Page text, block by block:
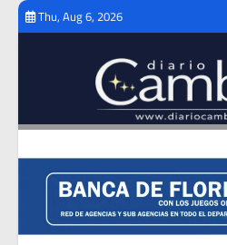
Skip
Thu, Aug 6, 2026